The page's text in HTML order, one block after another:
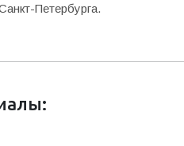
Петербурга.